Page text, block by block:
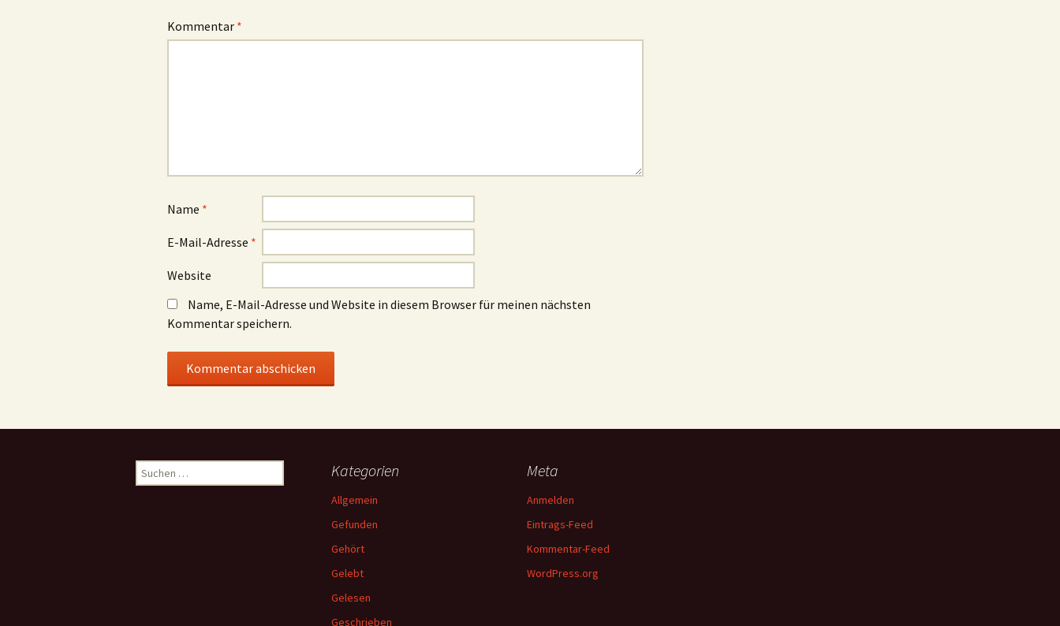
Kommentar *
Name *
E-Mail-Adresse *
Website
Name, E-Mail-Adresse und Website in diesem Browser für meinen nächsten
Kommentar speichern.
Suchen
nach:
Kategorien
Allgemein
Gefunden
Gehört
Gelebt
Gelesen
Geschrieben
Meta
Anmelden
Eintrags-Feed
Kommentar-Feed
WordPress.org